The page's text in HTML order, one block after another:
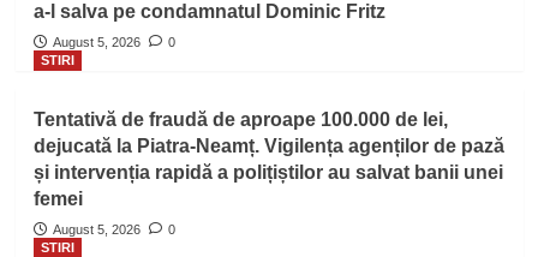
a-l salva pe condamnatul Dominic Fritz
August 5, 2026
0
STIRI
Tentativă de fraudă de aproape 100.000 de lei,
dejucată la Piatra-Neamț. Vigilența agenților de pază
și intervenția rapidă a polițiștilor au salvat banii unei
femei
August 5, 2026
0
STIRI